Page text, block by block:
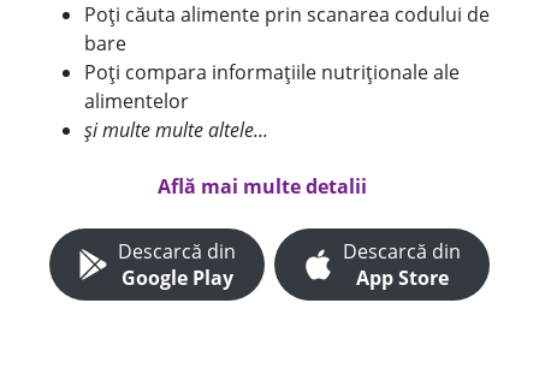
Poți căuta alimente prin scanarea codului de
bare
Poți compara informațiile nutriționale ale
alimentelor
și multe multe altele...
Află mai multe detalii
Descarcă din
Google Play
Descarcă din
App Store